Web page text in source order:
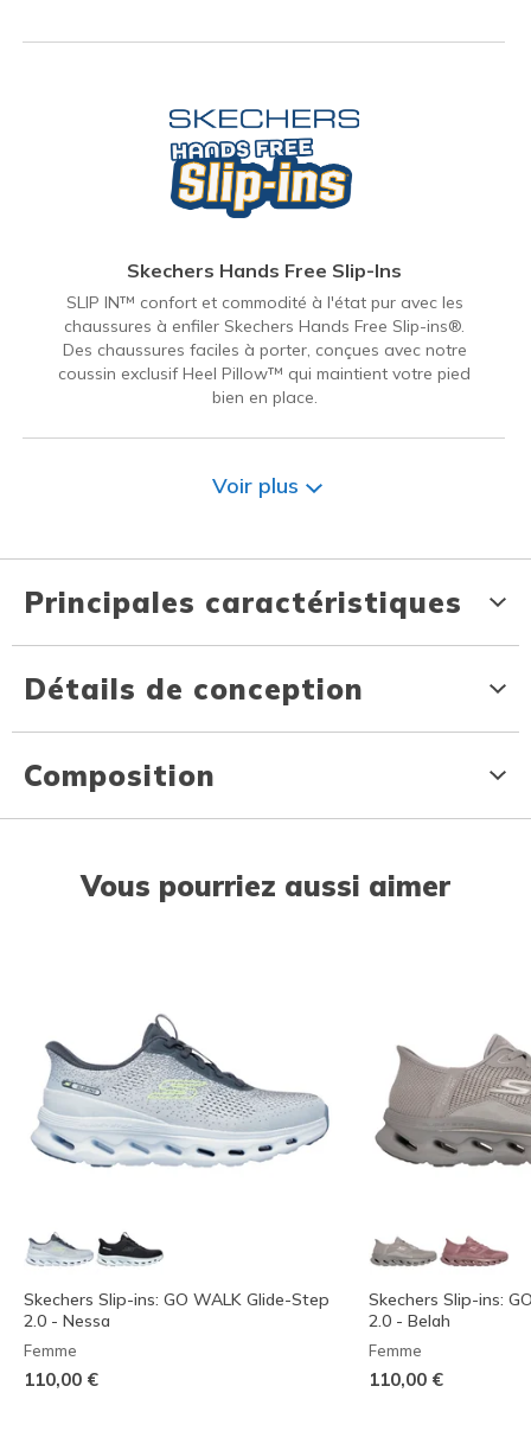
Skechers Hands Free Slip-Ins
SLIP IN™ confort et commodité à l'état pur avec les
chaussures à enfiler Skechers Hands Free Slip-ins®.
Des chaussures faciles à porter, conçues avec notre
coussin exclusif Heel Pillow™ qui maintient votre pied
bien en place.
Voir plus
Principales caractéristiques
Détails de conception
Composition
Vous pourriez aussi aimer
Skechers Slip-ins: GO WALK Glide-Step
2.0 - Nessa
Femme
110,00 €
Skechers Slip-ins:
2.0 - Belah
Femme
110,00 €